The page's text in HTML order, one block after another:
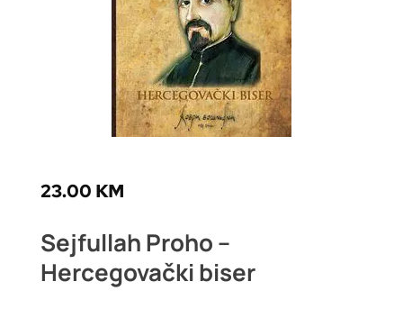
23.00 KM
Sejfullah Proho –
Hercegovački biser